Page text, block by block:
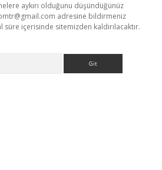
aykırı olduğunu düşündüğünüz
adresine bildirmeniz
içerisinde sitemizden kaldırılacaktır.